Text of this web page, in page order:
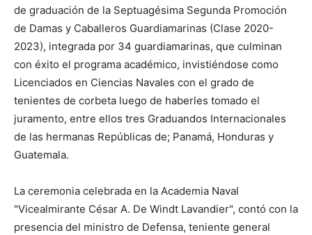
de graduación de la Septuagésima Segunda Promoción
de Damas y Caballeros Guardiamarinas (Clase 2020-
2023), integrada por 34 guardiamarinas, que culminan
con éxito el programa académico, invistiéndose como
Licenciados en Ciencias Navales con el grado de
tenientes de corbeta luego de haberles tomado el
juramento, entre ellos tres Graduandos Internacionales
de las hermanas Repúblicas de; Panamá, Honduras y
Guatemala.
La ceremonia celebrada en la Academia Naval
"Vicealmirante César A. De Windt Lavandier", contó con la
presencia del ministro de Defensa, teniente general